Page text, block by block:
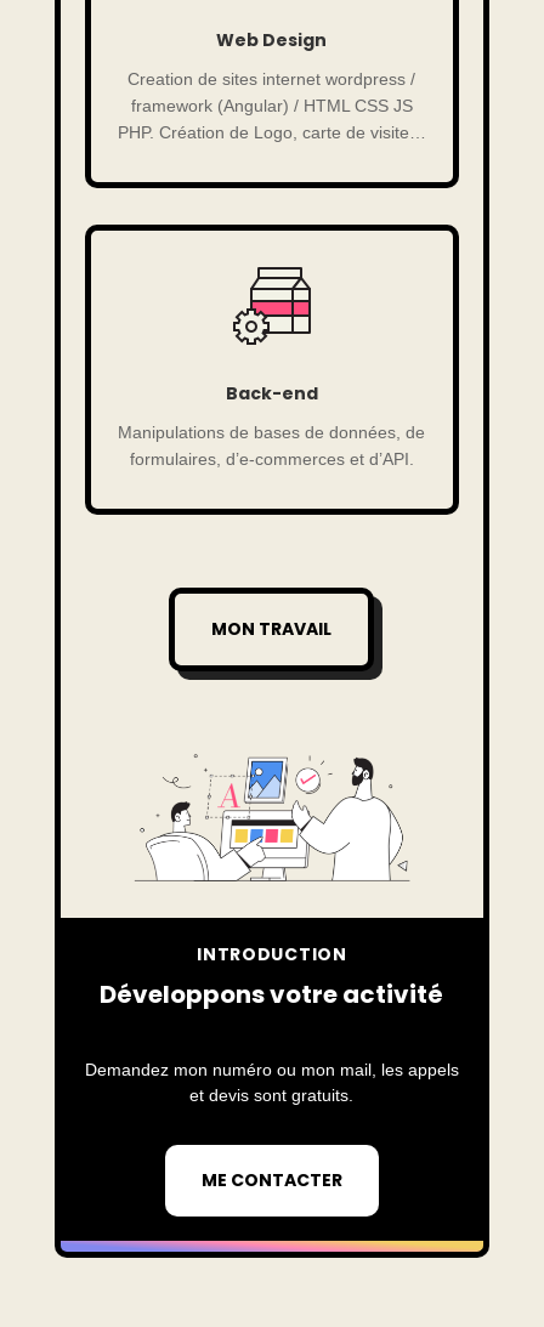
Web Design
Creation de sites internet wordpress /
framework (Angular) / HTML CSS JS
PHP. Création de Logo, carte de visite…
Back-end
Manipulations de bases de données, de
formulaires, d’e-commerces et d’API.
MON TRAVAIL
INTRODUCTION
Développons votre activité
Demandez mon numéro ou mon mail, les appels
et devis sont gratuits.
ME CONTACTER